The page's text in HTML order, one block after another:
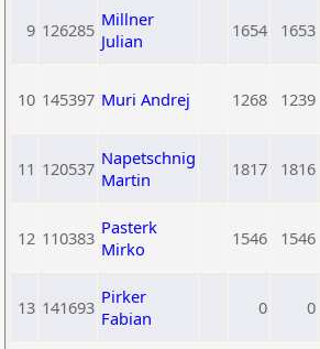
9 126285 Millner
Julian
1654 1653
10 145397 Muri Andrej 1268 1239
11 120537 Napetschnig
Martin
1817 1816
12 110383 Pasterk
Mirko
1546 1546
13 141693 Pirker
Fabian
0 0